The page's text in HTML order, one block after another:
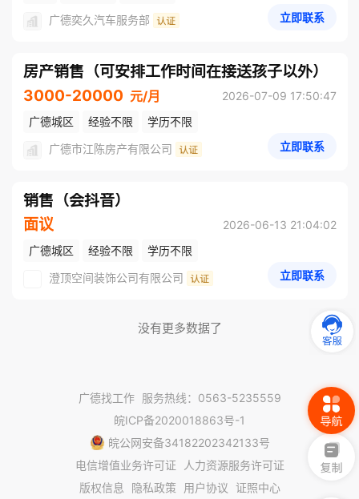
广德奕久汽车服务部
立即联系
房产销售（可安排工作时间在接送孩子以外）
3000-20000 元/月
2026-07-09 17:50:47
广德城区
经验不限
学历不限
广德市江陈房产有限公司
立即联系
销售（会抖音）
面议
2026-06-13 21:04:02
广德城区
经验不限
学历不限
澄顶空间装饰公司有限公司
立即联系
没有更多数据了
广德找工作
服务热线：0563-5235559
皖ICP备2020018863号-1
皖公网安备34182202342133号
电信增值业务许可证
人力资源服务许可证
版权信息
隐私政策 用户协议 证照中心